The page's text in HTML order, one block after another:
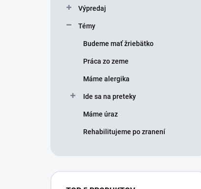
Výpredaj
Témy
Budeme mať žriebätko
Práca zo zeme
Máme alergika
Ide sa na preteky
Máme úraz
Rehabilitujeme po zranení